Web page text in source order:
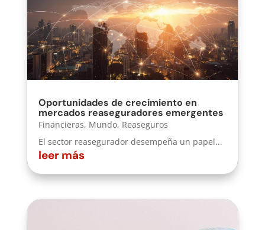
Oportunidades de crecimiento en
mercados reaseguradores emergentes
Financieras, Mundo, Reaseguros
El sector reasegurador desempeña un papel...
leer más